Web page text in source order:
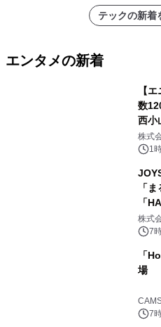
テックの新着
エンタメの新着
【
数
西小
株式
1
「
「
信リ
株式
7
「
場
7